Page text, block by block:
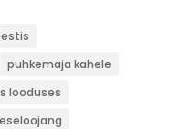
puhkemaja kahele
looduses